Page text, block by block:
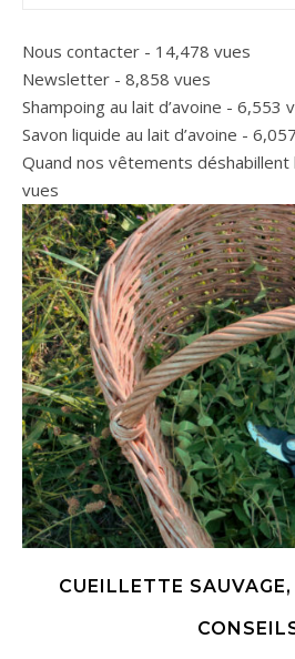
Nous contacter - 14,478 vues
Newsletter - 8,858 vues
Shampoing au lait d’avoine - 6,553
Savon liquide au lait d’avoine -
Quand nos vêtements
vues
CUEILLETTE